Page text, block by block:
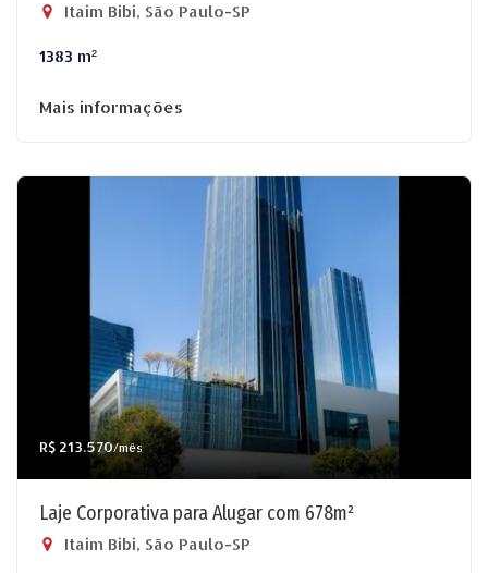
Itaim Bibi, São Paulo-SP
1383 m²
Mais informações
R$ 213.570/mês
Laje Corporativa para Alugar com 678m²
Itaim Bibi, São Paulo-SP